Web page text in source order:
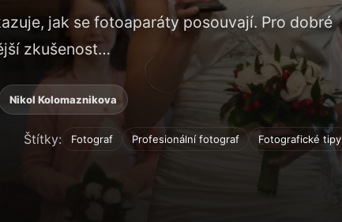
jak se fotoaparáty posouvají. Pro dobré
zkušenost…
Nikol Kolomaznikova
Štítky: Fotograf Profesionální fotograf Fotografické tipy